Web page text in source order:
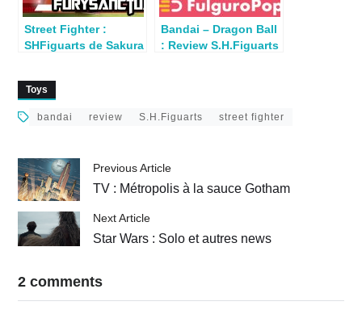
Street Fighter :
SHFiguarts de Sakura
Bandai – Dragon Ball
: Review S.H.Figuarts
Toys
bandai review S.H.Figuarts street fighter
Previous Article
TV : Métropolis à la sauce Gotham
Next Article
Star Wars : Solo et autres news
2 comments